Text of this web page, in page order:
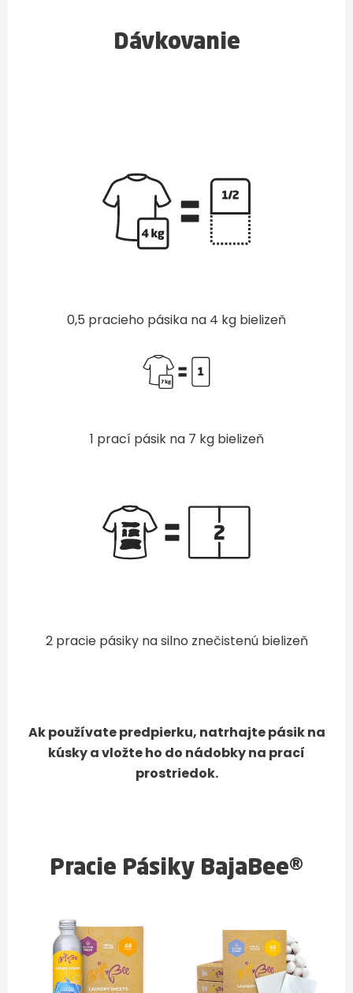
Dávkovanie
0,5 pracieho pásika na 4 kg bielizeň
1 prací pásik na 7 kg bielizeň
2 pracie pásiky na silno znečistenú bielizeň
Ak používate predpierku, natrhajte pásik na
kúsky a vložte ho do nádobky na prací
prostriedok.
Pracie Pásiky BajaBee®